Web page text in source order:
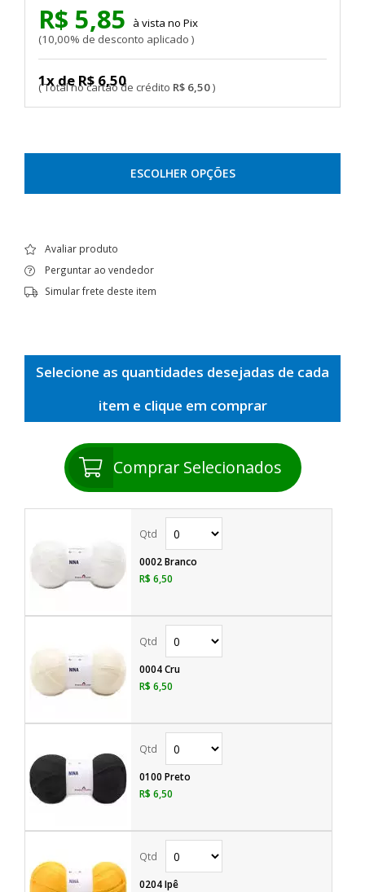
R$ 6,50
1x de R$ 6,50
R$ 5,85
10,00% de desconto aplicado
Pix
ESCOLHER OPÇÕES
Avaliar produto
Perguntar ao vendedor
Simular frete deste item
Selecione as quantidades desejadas de cada
item e clique em comprar
Comprar Selecionados
0002 Branco
R$ 6,50
0004 Cru
R$ 6,50
0100 Preto
R$ 6,50
0204 Ipê